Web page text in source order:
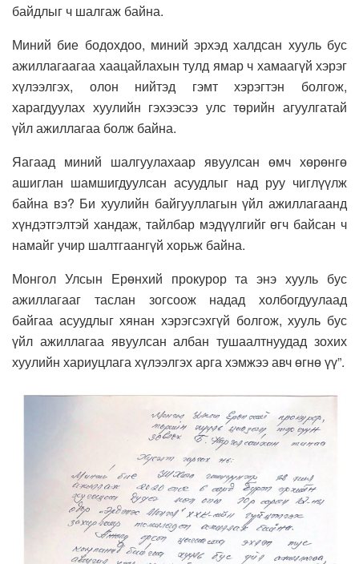
байдлыг ч шалгаж байна.
Миний бие бодохдоо, миний эрхэд халдсан хууль бус
ажиллагаагаа хаацайлахын тулд ямар ч хамаагүй хэрэг
хүлээлгэх, олон нийтэд гэмт хэрэгтэн болгож,
харагдуулах хуулийн гэхээсээ улс төрийн агуулгатай
үйл ажиллагаа болж байна.
Яагаад миний шалгуулахаар явуулсан өмч хөрөнгө
ашиглан шамшигдуулсан асуудлыг над руу чиглүүлж
байна вэ? Би хуулийн байгууллагын үйл ажиллагаанд
хүндэтгэлтэй хандаж, тайлбар мэдүүлгийг өгч байсан ч
намайг учир шалтгаангүй хорьж байна.
Монгол Улсын Ерөнхий прокурор та энэ хууль бус
ажиллагааг таслан зогсоож надад холбогдуулаад
байгаа асуудлыг хянан хэрэгсэхгүй болгож, хууль бус
үйл ажиллагаа явуулсан албан тушаалтнуудад зохих
хуулийн хариуцлага хүлээлгэх арга хэмжээ авч өгнө үү”.